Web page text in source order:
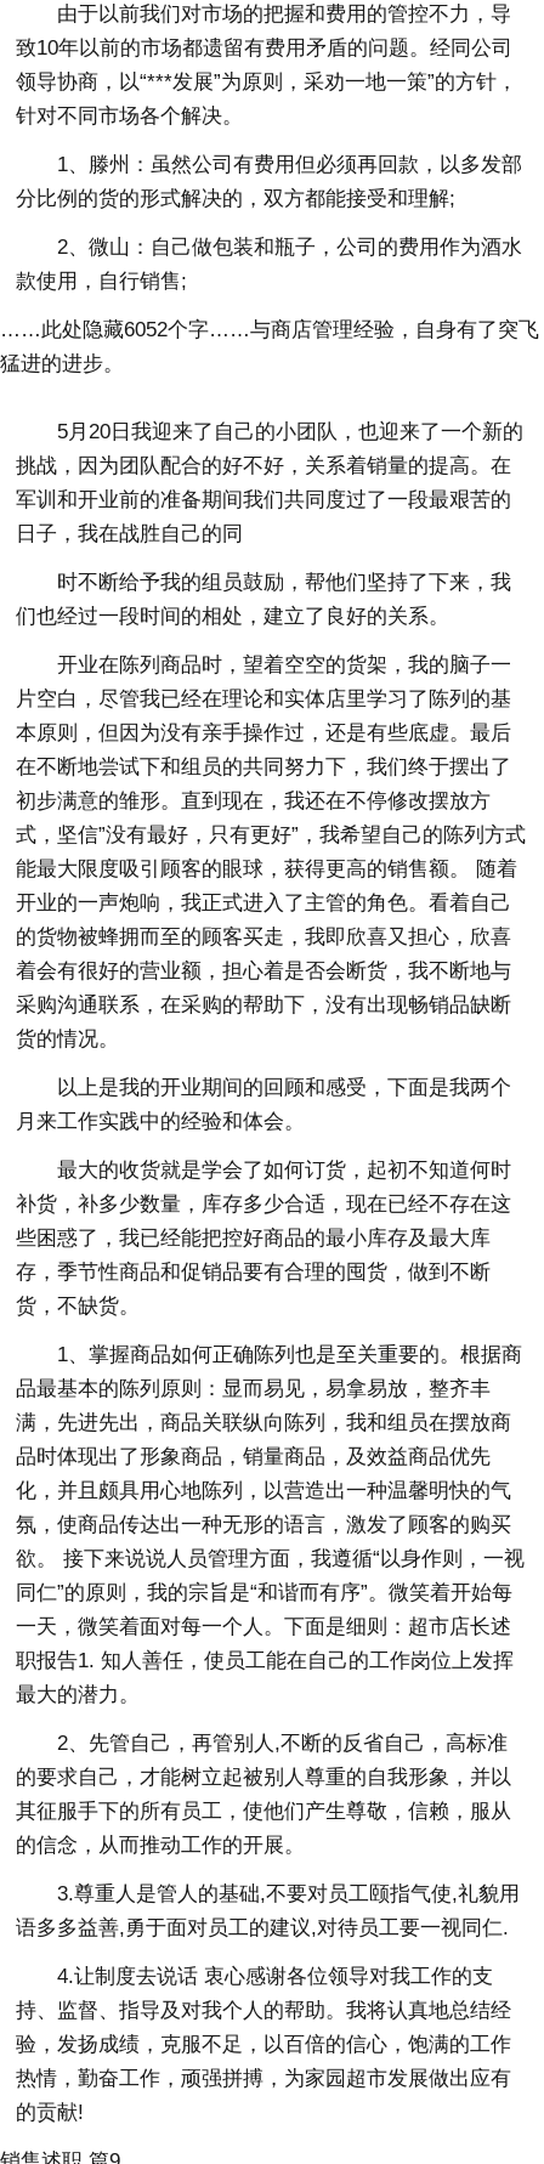
由于以前我们对市场的把握和费用的管控不力，导
致10年以前的市场都遗留有费用矛盾的问题。经同公司
领导协商，以“***发展”为原则，采劝一地一策”的方针，
针对不同市场各个解决。
1、滕州：虽然公司有费用但必须再回款，以多发部
分比例的货的形式解决的，双方都能接受和理解;
2、微山：自己做包装和瓶子，公司的费用作为酒水
款使用，自行销售;
……此处隐藏6052个字……与商店管理经验，自身有了突飞
猛进的进步。
5月20日我迎来了自己的小团队，也迎来了一个新的
挑战，因为团队配合的好不好，关系着销量的提高。在
军训和开业前的准备期间我们共同度过了一段最艰苦的
日子，我在战胜自己的同
时不断给予我的组员鼓励，帮他们坚持了下来，我
们也经过一段时间的相处，建立了良好的关系。
开业在陈列商品时，望着空空的货架，我的脑子一
片空白，尽管我已经在理论和实体店里学习了陈列的基
本原则，但因为没有亲手操作过，还是有些底虚。最后
在不断地尝试下和组员的共同努力下，我们终于摆出了
初步满意的雏形。直到现在，我还在不停修改摆放方
式，坚信”没有最好，只有更好”，我希望自己的陈列方式
能最大限度吸引顾客的眼球，获得更高的销售额。 随着
开业的一声炮响，我正式进入了主管的角色。看着自己
的货物被蜂拥而至的顾客买走，我即欣喜又担心，欣喜
着会有很好的营业额，担心着是否会断货，我不断地与
采购沟通联系，在采购的帮助下，没有出现畅销品缺断
货的情况。
以上是我的开业期间的回顾和感受，下面是我两个
月来工作实践中的经验和体会。
最大的收货就是学会了如何订货，起初不知道何时
补货，补多少数量，库存多少合适，现在已经不存在这
些困惑了，我已经能把控好商品的最小库存及最大库
存，季节性商品和促销品要有合理的囤货，做到不断
货，不缺货。
1、掌握商品如何正确陈列也是至关重要的。根据商
品最基本的陈列原则：显而易见，易拿易放，整齐丰
满，先进先出，商品关联纵向陈列，我和组员在摆放商
品时体现出了形象商品，销量商品，及效益商品优先
化，并且颇具用心地陈列，以营造出一种温馨明快的气
氛，使商品传达出一种无形的语言，激发了顾客的购买
欲。 接下来说说人员管理方面，我遵循“以身作则，一视
同仁”的原则，我的宗旨是“和谐而有序”。微笑着开始每
一天，微笑着面对每一个人。下面是细则：超市店长述
职报告1. 知人善任，使员工能在自己的工作岗位上发挥
最大的潜力。
2、先管自己，再管别人,不断的反省自己，高标准
的要求自己，才能树立起被别人尊重的自我形象，并以
其征服手下的所有员工，使他们产生尊敬，信赖，服从
的信念，从而推动工作的开展。
3.尊重人是管人的基础,不要对员工颐指气使,礼貌用
语多多益善,勇于面对员工的建议,对待员工要一视同仁.
4.让制度去说话 衷心感谢各位领导对我工作的支
持、监督、指导及对我个人的帮助。我将认真地总结经
验，发扬成绩，克服不足，以百倍的信心，饱满的工作
热情，勤奋工作，顽强拼搏，为家园超市发展做出应有
的贡献!